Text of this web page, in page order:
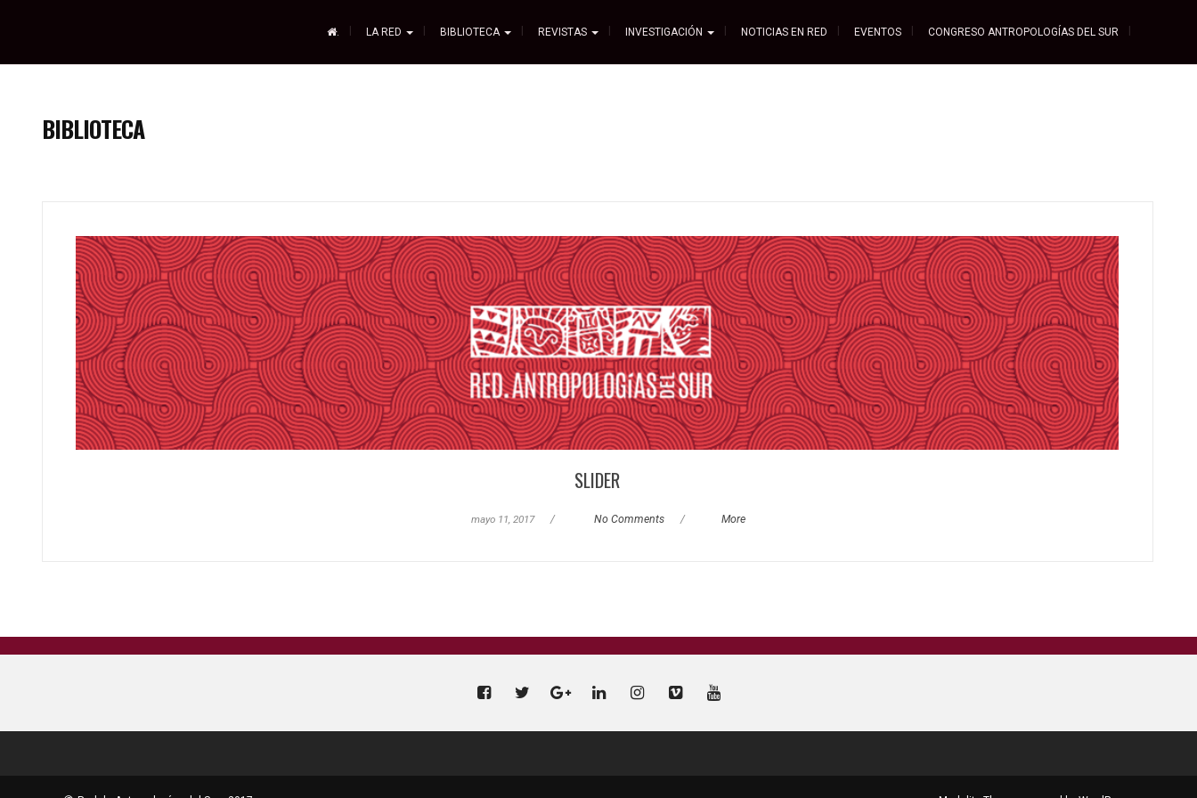
. LA RED BIBLIOTECA REVISTAS INVESTIGACIÓN NOTICIAS EN RED EVENTOS CONGRESO ANTROPOLOGÍAS DEL SUR
BIBLIOTECA
SLIDER
mayo 11, 2017 / No Comments / More